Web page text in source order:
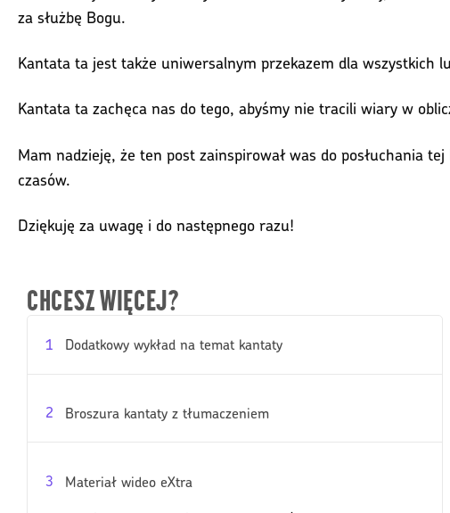
za służbę Bogu.
Kantata ta jest także uniwersalnym przekazem dla wszystkich
Kantata ta zachęca nas do tego, abyśmy nie tracili wiary w
Mam nadzieję, że ten post zainspirował was do posłuchania
czasów.
Dziękuję za uwagę i do następnego razu!
CHCESZ WIĘCEJ?
1 Dodatkowy wykład na temat kantaty
2 Broszura kantaty z tłumaczeniem
3 Materiał wideo eXtra